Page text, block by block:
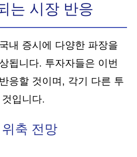
는 시장 반응
내 증시에 다양한 파장을
됩니다. 투자자들은 이번
응할 것이며, 각기 다른 투
입니다.
축 전망